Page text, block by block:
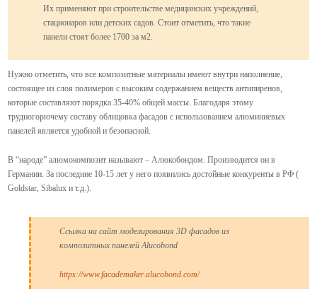
Их применяют при строительстве медицинских учреждений,
стационаров или детских садов. Стоит отметить, что такие
панели стоят более 1700 за м2.
Нужно отметить, что все композитные материалы имеют внутри наполнение,
состоящее из слоя полимеров с высоким содержанием веществ антипиренов,
которые составляют порядка 35-40% общей массы. Благодаря этому
трудногорючему составу облицовка фасадов с использованием алюминиевых
панелей является удобной и безопасной.
В “народе” алюмокомпозит называют – Алюкобондом. Производится он в
Германии. За последние 10-15 лет у него появились достойные конкуренты в РФ (
Goldstar, Sibalux и т.д.).
Ссылка на сайт моделирования 3D фасадов из
композитных панелей Alucobond
https://www.facademaker.alucobond.com/